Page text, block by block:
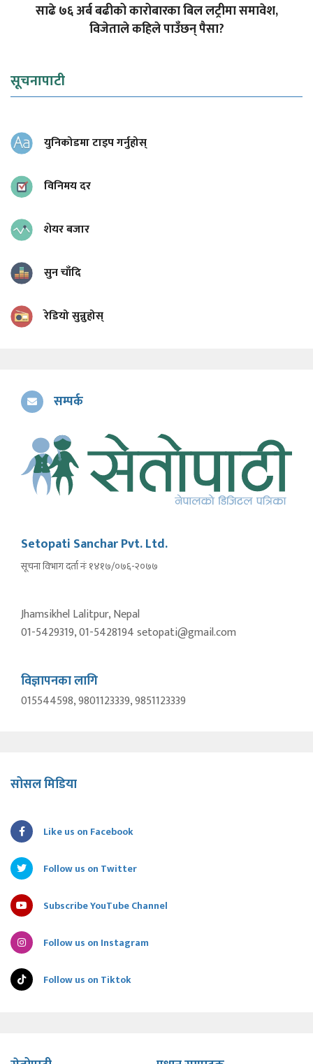
साढे ७६ अर्ब बढीको कारोबारका बिल लट्रीमा समावेश,
विजेताले कहिले पाउँछन् पैसा?
सूचनापाटी
युनिकोडमा टाइप गर्नुहोस्
विनिमय दर
शेयर बजार
सुन चाँदि
रेडियो सुन्नुहोस्
सम्पर्क
Setopati Sanchar Pvt. Ltd.
सूचना विभाग दर्ता नंः १४१७/०७६-२०७७
Jhamsikhel Lalitpur, Nepal
01-5429319, 01-5428194 setopati@gmail.com
विज्ञापनका लागि
015544598, 9801123339, 9851123339
सोसल मिडिया
Like us on Facebook
Follow us on Twitter
Subscribe YouTube Channel
Follow us on Instagram
Follow us on Tiktok